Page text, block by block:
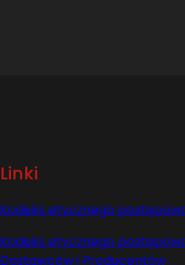
Linki
Kodeks etycznego
Kodeks etycznego
Dostawców i Producentów